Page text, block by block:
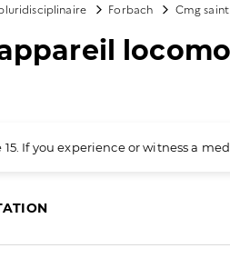
Forbach Cmg
If you experience or witness a